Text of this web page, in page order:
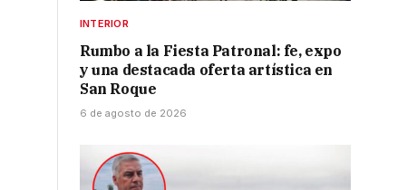
INTERIOR
Rumbo a la Fiesta Patronal: fe, expo
y una destacada oferta artística en
San Roque
6 de agosto de 2026